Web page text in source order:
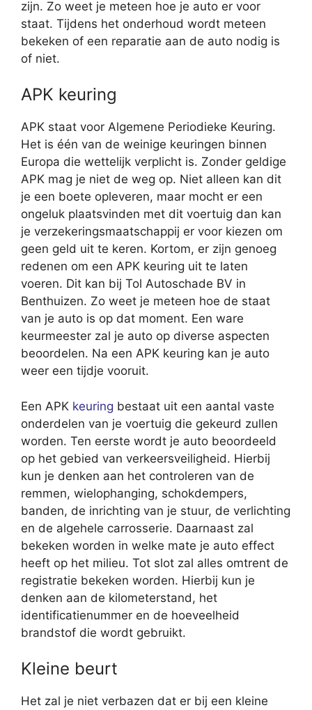
zijn. Zo weet je meteen hoe je auto er voor
staat. Tijdens het onderhoud wordt meteen
bekeken of een reparatie aan de auto nodig is
of niet.
APK keuring
APK staat voor Algemene Periodieke Keuring.
Het is één van de weinige keuringen binnen
Europa die wettelijk verplicht is. Zonder geldige
APK mag je niet de weg op. Niet alleen kan dit
je een boete opleveren, maar mocht er een
ongeluk plaatsvinden met dit voertuig dan kan
je verzekeringsmaatschappij er voor kiezen om
geen geld uit te keren. Kortom, er zijn genoeg
redenen om een APK keuring uit te laten
voeren. Dit kan bij Tol Autoschade BV in
Benthuizen. Zo weet je meteen hoe de staat
van je auto is op dat moment. Een ware
keurmeester zal je auto op diverse aspecten
beoordelen. Na een APK keuring kan je auto
weer een tijdje vooruit.
Een APK keuring bestaat uit een aantal vaste
onderdelen van je voertuig die gekeurd zullen
worden. Ten eerste wordt je auto beoordeeld
op het gebied van verkeersveiligheid. Hierbij
kun je denken aan het controleren van de
remmen, wielophanging, schokdempers,
banden, de inrichting van je stuur, de verlichting
en de algehele carrosserie. Daarnaast zal
bekeken worden in welke mate je auto effect
heeft op het milieu. Tot slot zal alles omtrent de
registratie bekeken worden. Hierbij kun je
denken aan de kilometerstand, het
identificatienummer en de hoeveelheid
brandstof die wordt gebruikt.
Kleine beurt
Het zal je niet verbazen dat er bij een kleine